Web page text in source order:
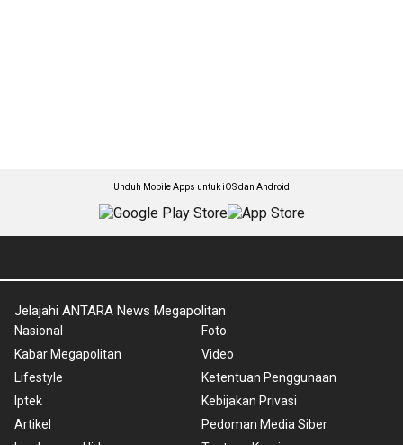
Unduh Mobile Apps untuk iOS dan Android
Jelajahi ANTARA News Megapolitan
Nasional
Kabar Megapolitan
Lifestyle
Iptek
Artikel
Foto
Video
Ketentuan Penggunaan
Kebijakan Privasi
Pedoman Media Siber